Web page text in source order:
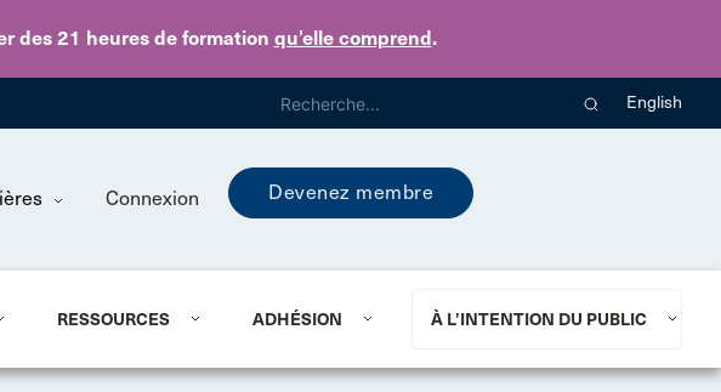
des 21 heures de formation qu’elle comprend.
main content
English
Connexion Devenez membre
RESSOURCES ADHÉSION À L’INTENTION DU PUBLIC